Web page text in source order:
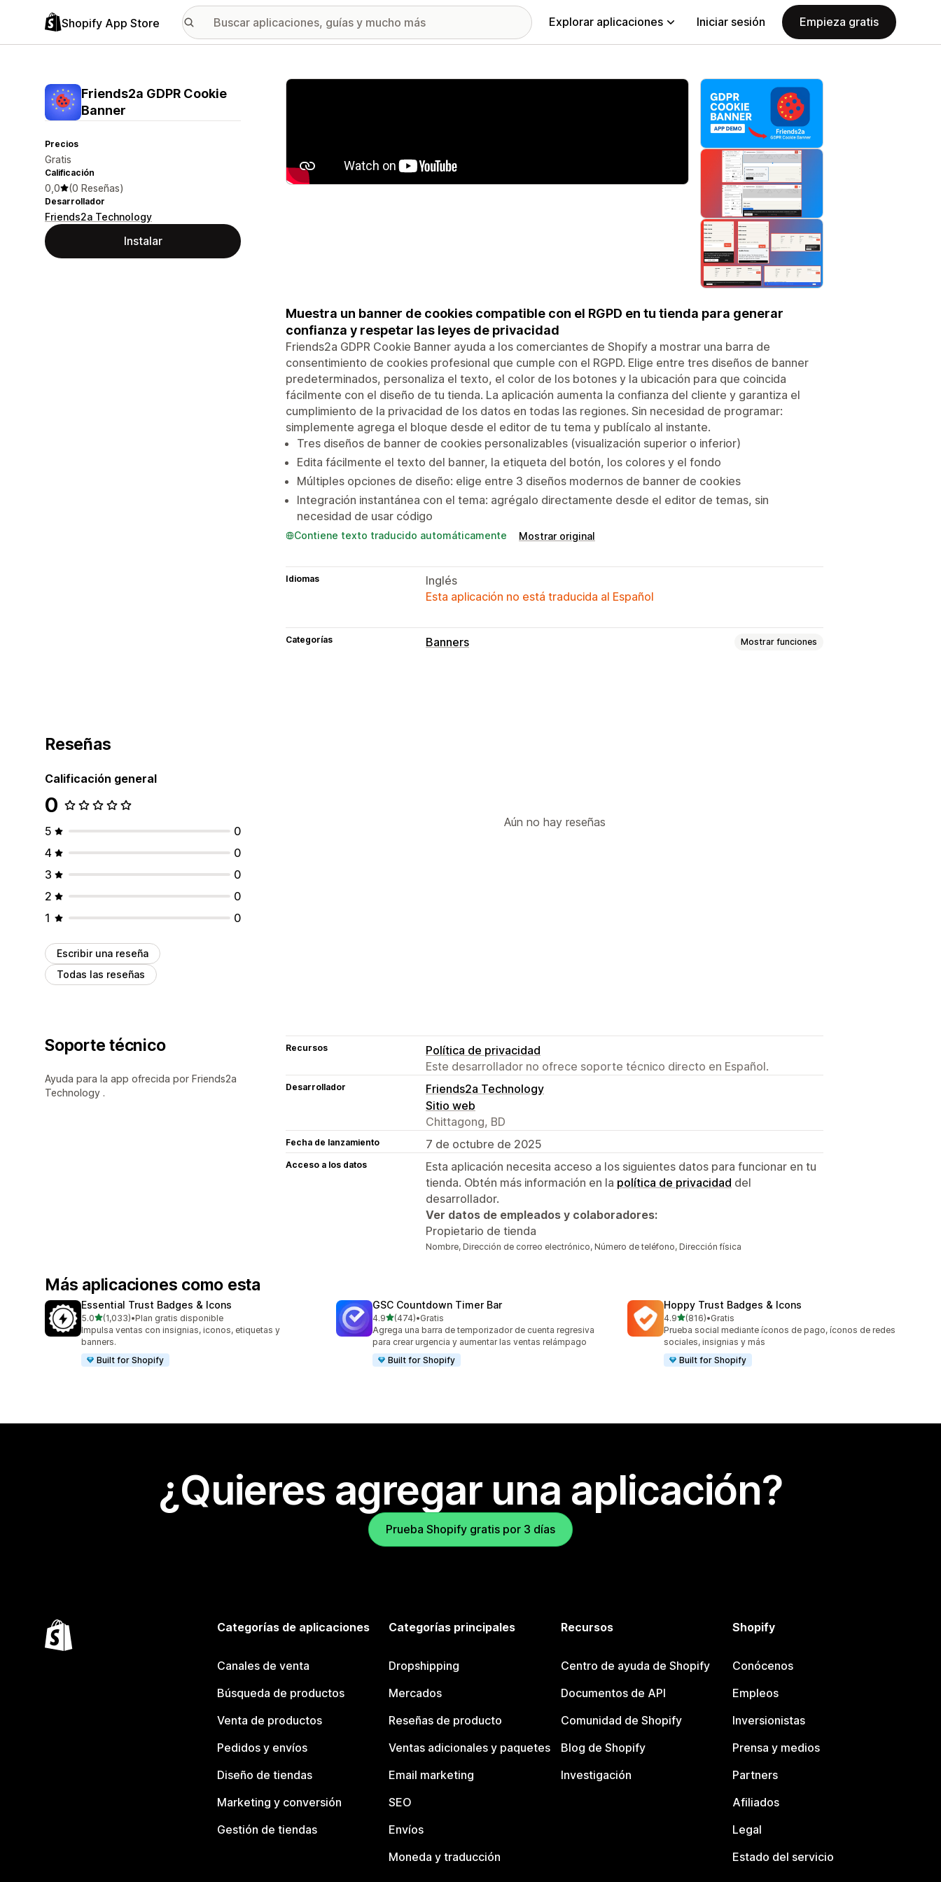
Shopify App Store Explorar aplicaciones Iniciar sesión Empieza gratis
Friends2a GDPR Cookie
Banner
Precios
Gratis
Calificación
0,0 (0 Reseñas)
Desarrollador
Friends2a Technology
Instalar
Galería de imágenes destacadas
Muestra un banner de cookies compatible con el RGPD en tu tienda para generar
confianza y respetar las leyes de privacidad
Friends2a GDPR Cookie Banner ayuda a los comerciantes de Shopify a mostrar una barra de
consentimiento de cookies profesional que cumple con el RGPD. Elige entre tres diseños de banner
predeterminados, personaliza el texto, el color de los botones y la ubicación para que coincida
fácilmente con el diseño de tu tienda. La aplicación aumenta la confianza del cliente y garantiza el
cumplimiento de la privacidad de los datos en todas las regiones. Sin necesidad de programar:
simplemente agrega el bloque desde el editor de tu tema y publícalo al instante.
Tres diseños de banner de cookies personalizables (visualización superior o inferior)
Edita fácilmente el texto del banner, la etiqueta del botón, los colores y el fondo
Múltiples opciones de diseño: elige entre 3 diseños modernos de banner de cookies
Integración instantánea con el tema: agrégalo directamente desde el editor de temas, sin
necesidad de usar código
Contiene texto traducido automáticamente Mostrar original
Idiomas
Inglés
Esta aplicación no está traducida al Español
Categorías Banners Mostrar funciones
Informes de tráfico Segmentos de clientes
Reseñas
Calificación general
0
5
0
4
0
3
0
2
0
1
0
Escribir una reseña
Todas las reseñas
Aún no hay reseñas
Soporte técnico
Ayuda para la app ofrecida por Friends2a
Technology .
Recursos
Política de privacidad
Este desarrollador no ofrece soporte técnico directo en Español.
Desarrollador
Friends2a Technology
Sitio web
Chittagong, BD
Fecha de lanzamiento 7 de octubre de 2025
Acceso a los datos
Esta aplicación necesita acceso a los siguientes datos para funcionar en tu
tienda. Obtén más información en la política de privacidad del
desarrollador.
Ver datos de empleados y colaboradores:
Propietario de tienda
Nombre, Dirección de correo electrónico, Número de teléfono, Dirección física
Más aplicaciones como esta
Essential Trust Badges & Icons
5.0de 5 estrellas
(1,033)
1033 reseñas en total
•Plan gratis disponible
Impulsa ventas con insignias, iconos, etiquetas y
banners.
Built for Shopify
GSC Countdown Timer Bar
4.9de 5 estrellas
(474)
474 reseñas en total
•Gratis
Agrega una barra de temporizador de cuenta regresiva
para crear urgencia y aumentar las ventas relámpago
Built for Shopify
Hoppy Trust Badges & Icons
4.9de 5 estrellas
(816)
816 reseñas en total
•Gratis
Prueba social mediante íconos de pago, íconos de redes
sociales, insignias y más
Built for Shopify
¿Quieres agregar una aplicación?
Prueba Shopify gratis por 3 días
Categorías de aplicaciones
Canales de venta
Búsqueda de productos
Venta de productos
Pedidos y envíos
Diseño de tiendas
Marketing y conversión
Gestión de tiendas
Categorías principales
Dropshipping
Mercados
Reseñas de producto
Ventas adicionales y paquetes
Email marketing
SEO
Envíos
Moneda y traducción
Recursos
Centro de ayuda de Shopify
Documentos de API
Comunidad de Shopify
Blog de Shopify
Investigación
Shopify
Conócenos
Empleos
Inversionistas
Prensa y medios
Partners
Afiliados
Legal
Estado del servicio